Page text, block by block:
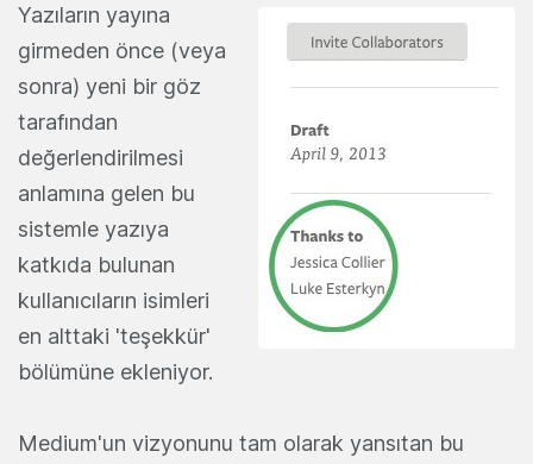
Yazıların yayına
girmeden önce (veya
sonra) yeni bir göz
tarafından
değerlendirilmesi
anlamına gelen bu
sistemle yazıya
katkıda bulunan
kullanıcıların isimleri
en alttaki 'teşekkür'
bölümüne ekleniyor.
Medium'un vizyonunu tam olarak yansıtan bu